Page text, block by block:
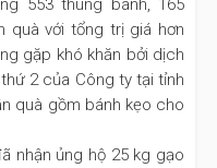
553 thùng bánh, 165
quà với tổng trị giá hơn
gặp khó khăn bởi dịch
2 của Công ty tại tỉnh
quà gồm bánh kẹo cho
nhận ủng hộ 25 kg gạo